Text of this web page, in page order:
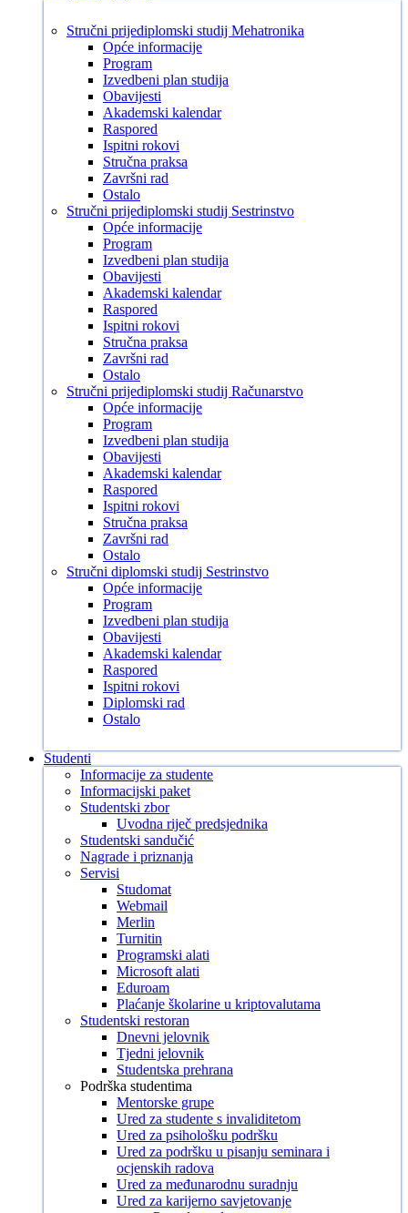
Stručni prijediplomski studij Mehatronika
Opće informacije
Program
Izvedbeni plan studija
Obavijesti
Akademski kalendar
Raspored
Ispitni rokovi
Stručna praksa
Završni rad
Ostalo
Stručni prijediplomski studij Sestrinstvo
Opće informacije
Program
Izvedbeni plan studija
Obavijesti
Akademski kalendar
Raspored
Ispitni rokovi
Stručna praksa
Završni rad
Ostalo
Stručni prijediplomski studij Računarstvo
Opće informacije
Program
Izvedbeni plan studija
Obavijesti
Akademski kalendar
Raspored
Ispitni rokovi
Stručna praksa
Završni rad
Ostalo
Stručni diplomski studij Sestrinstvo
Opće informacije
Program
Izvedbeni plan studija
Obavijesti
Akademski kalendar
Raspored
Ispitni rokovi
Diplomski rad
Ostalo
Studenti
Informacije za studente
Informacijski paket
Studentski zbor
Uvodna riječ predsjednika
Studentski sandučić
Nagrade i priznanja
Servisi
Studomat
Webmail
Merlin
Turnitin
Programski alati
Microsoft alati
Eduroam
Plaćanje školarine u kriptovalutama
Studentski restoran
Dnevni jelovnik
Tjedni jelovnik
Studentska prehrana
Podrška studentima
Mentorske grupe
Ured za studente s invaliditetom
Ured za psihološku podršku
Ured za podršku u pisanju seminara i
ocjenskih radova
Ured za međunarodnu suradnju
Ured za karijerno savjetovanje